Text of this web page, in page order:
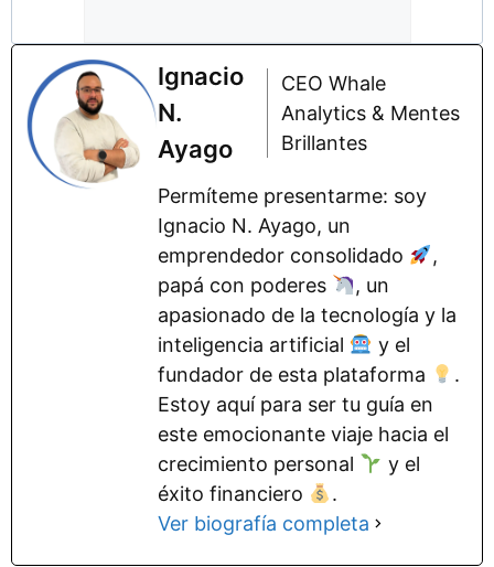
Ignacio
N.
Ayago
CEO Whale
Analytics & Mentes
Brillantes
Permíteme presentarme: soy
Ignacio N. Ayago, un
emprendedor consolidado
,
papá con poderes
, un
apasionado de la tecnología y la
inteligencia artificial
y el
fundador de esta plataforma
.
Estoy aquí para ser tu guía en
este emocionante viaje hacia el
crecimiento personal
y el
éxito financiero
.
Ver biografía completa